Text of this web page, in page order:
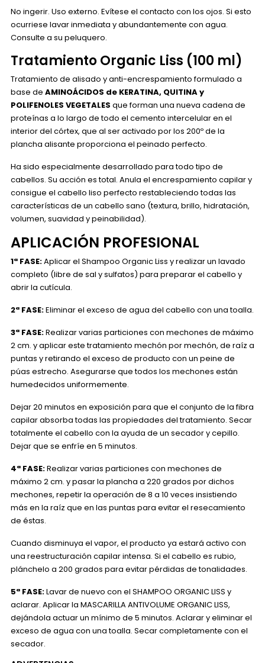
No ingerir. Uso externo. Evítese el contacto con los ojos. Si esto
ocurriese lavar inmediata y abundantemente con agua.
Consulte a su peluquero.
Tratamiento Organic Liss (100 ml)
Tratamiento de alisado y anti-encrespamiento formulado a
base de AMINOÁCIDOS de KERATINA, QUITINA y
POLIFENOLES VEGETALES que forman una nueva cadena de
proteínas a lo largo de todo el cemento intercelular en el
interior del córtex, que al ser activado por los 200º de la
plancha alisante proporciona el peinado perfecto.
Ha sido especialmente desarrollado para todo tipo de
cabellos. Su acción es total. Anula el encrespamiento capilar y
consigue el cabello liso perfecto restableciendo todas las
características de un cabello sano (textura, brillo, hidratación,
volumen, suavidad y peinabilidad).
APLICACIÓN PROFESIONAL
1ª FASE:Aplicar el Shampoo Organic Liss y realizar un lavado
completo (libre de sal y sulfatos) para preparar el cabello y
abrir la cutícula.
2ª FASE:Eliminar el exceso de agua del cabello con una toalla.
3ª FASE:Realizar varias particiones con mechones de máximo
2 cm. y aplicar este tratamiento mechón por mechón, de raíz a
puntas y retirando el exceso de producto con un peine de
púas estrecho. Asegurarse que todos los mechones están
humedecidos uniformemente.
Dejar 20 minutos en exposición para que el conjunto de la fibra
capilar absorba todas las propiedades del tratamiento. Secar
totalmente el cabello con la ayuda de un secador y cepillo.
Dejar que se enfríe en 5 minutos.
4ª FASE:Realizar varias particiones con mechones de
máximo 2 cm. y pasar la plancha a 220 grados por dichos
mechones, repetir la operación de 8 a 10 veces insistiendo
más en la raíz que en las puntas para evitar el resecamiento
de éstas.
Cuando disminuya el vapor, el producto ya estará activo con
una reestructuración capilar intensa. Si el cabello es rubio,
plánchelo a 200 grados para evitar pérdidas de tonalidades.
5ª FASE:Lavar de nuevo con el SHAMPOO ORGANIC LISS y
aclarar. Aplicar la MASCARILLA ANTIVOLUME ORGANIC LISS,
dejándola actuar un mínimo de 5 minutos. Aclarar y eliminar el
exceso de agua con una toalla. Secar completamente con el
secador.